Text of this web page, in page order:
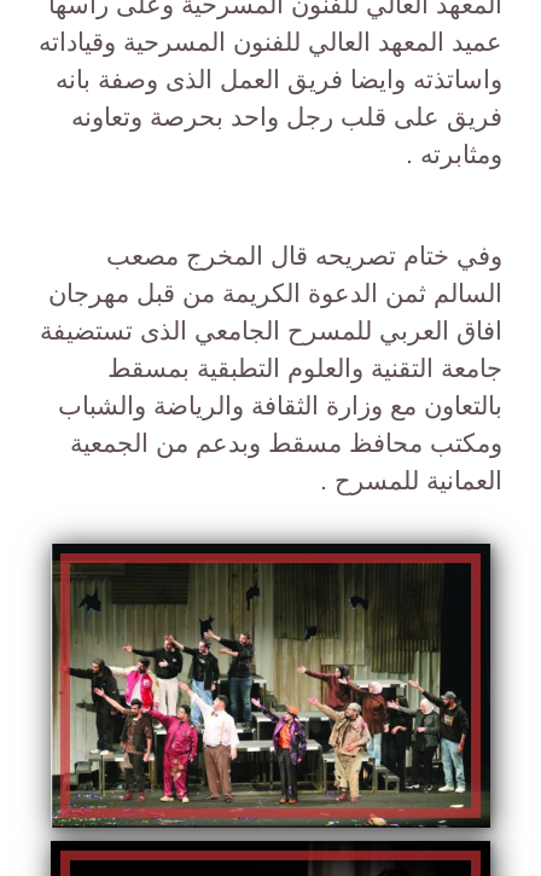
عميد المعهد العالي للفنون المسرحية وقياداته
واساتذته وايضا فريق العمل الذى وصفة بانه
فريق على قلب رجل واحد بحرصة وتعاونه
ومثابرته .
وفي ختام تصريحه قال المخرج مصعب
السالم ثمن الدعوة الكريمة من قبل مهرجان
افاق العربي للمسرح الجامعي الذى تستضيفة
جامعة التقنية والعلوم التطبقية بمسقط
بالتعاون مع وزارة الثقافة والرياضة والشباب
ومكتب محافظ مسقط وبدعم من الجمعية
العمانية للمسرح .